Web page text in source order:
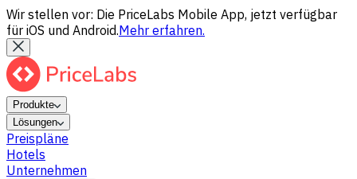
Wir stellen vor: Die PriceLabs Mobile App, jetzt verfügbar
für iOS und Android.Mehr erfahren.
Produkte
Lösungen
Preispläne
Hotels
Unternehmen